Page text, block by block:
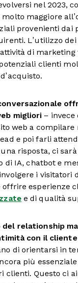
nel 2023,
molto maggiore
provenienti dai
L’utilizzo
di marketing
clienti
migliori – invece
web a compilare
e poi farli
risposta, ci
di IA, chatbot e
i visitatori
offrire esperienze
e di qualità
del relationship
con il cliente
di orientarsi in
più
clienti. Questo ci